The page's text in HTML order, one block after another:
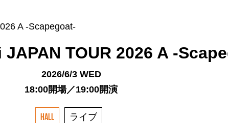
A -Scapegoat-
TOUR 2026 A -
2026/6/3 WED
18:00開場／19:00開演
HALL ライブ